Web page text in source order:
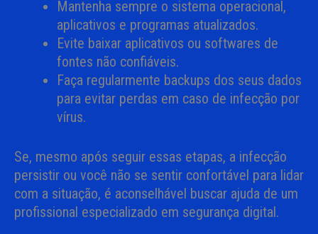
Mantenha sempre o sistema operacional,
aplicativos e programas atualizados.
Evite baixar aplicativos ou softwares de
fontes não confiáveis.
Faça regularmente backups dos seus dados
para evitar perdas em caso de infecção por
vírus.
Se, mesmo após seguir essas etapas, a infecção
persistir ou você não se sentir confortável para lidar
com a situação, é aconselhável buscar ajuda de um
profissional especializado em segurança digital.